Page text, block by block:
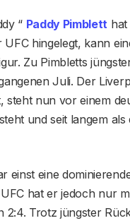
“ Paddy Pimblett
hingelegt, kann
Zu Pimbletts
Juli. Der
steht nun vor einem
und seit langem
einst eine
hat er jedoch nur
Trotz jüngster